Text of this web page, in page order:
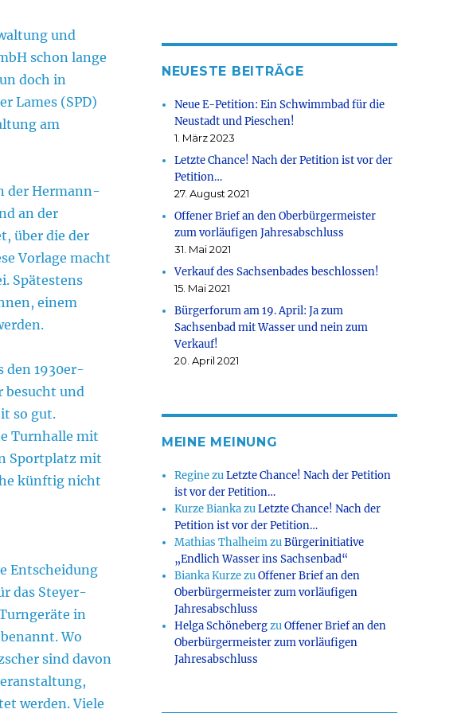
und
schon lange
doch in
Lames (SPD)
am
der Hermann-
an der
über die der
Vorlage macht
Spätestens
einem
den 1930er-
besucht und
so gut.
Turnhalle mit
Sportplatz mit
künftig nicht
Entscheidung
das Steyer-
in
Wo
sind davon
werden. Viele
NEUESTE BEITRÄGE
Neue E-Petition: Ein Schwimmbad für die
Neustadt und Pieschen!
1. März 2023
Letzte Chance! Nach der Petition ist vor der
Petition…
27. August 2021
Offener Brief an den Oberbürgermeister
zum vorläufigen Jahresabschluss
31. Mai 2021
Verkauf des Sachsenbades beschlossen!
15. Mai 2021
Bürgerforum am 19. April: Ja zum
Sachsenbad mit Wasser und nein zum
Verkauf!
20. April 2021
MEINE MEINUNG
ReginezuLetzte Chance! Nach der Petition
ist vor der Petition…
Kurze BiankazuLetzte Chance! Nach der
Petition ist vor der Petition…
Mathias ThalheimzuBürgerinitiative
„Endlich Wasser ins Sachsenbad“
Bianka KurzezuOffener Brief an den
Oberbürgermeister zum vorläufigen
Jahresabschluss
Helga SchönebergzuOffener Brief an den
Oberbürgermeister zum vorläufigen
Jahresabschluss